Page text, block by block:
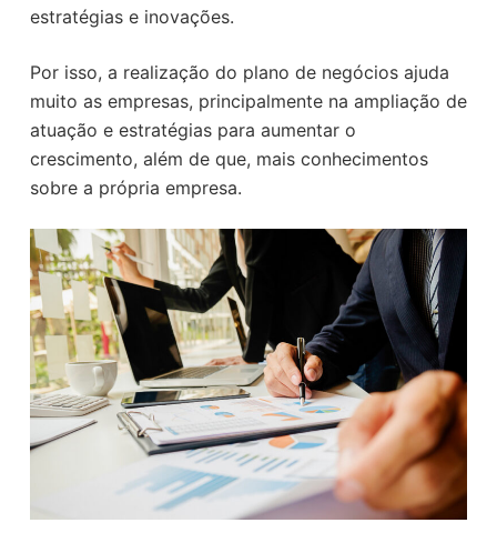
estratégias e inovações.
Por isso, a realização do plano de negócios ajuda
muito as empresas, principalmente na ampliação de
atuação e estratégias para aumentar o
crescimento, além de que, mais conhecimentos
sobre a própria empresa.